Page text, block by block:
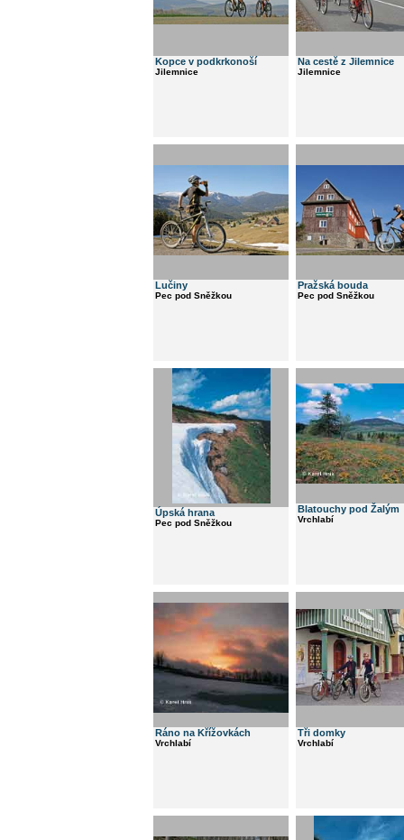
Kopce v podkrkonoší
Jilemnice
Na cestě z Jilemnice
Jilemnice
Lučiny
Pec pod Sněžkou
Pražská bouda
Pec pod Sněžkou
Úpská hrana
Pec pod Sněžkou
Blatouchy pod Žalým
Vrchlabí
Ráno na Křížovkách
Vrchlabí
Tři domky
Vrchlabí